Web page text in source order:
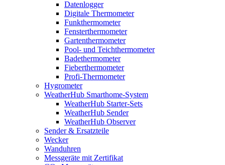
Datenlogger
Digitale Thermometer
Funkthermometer
Fensterthermometer
Gartenthermometer
Pool- und Teichthermometer
Badethermometer
Fieberthermometer
Profi-Thermometer
Hygrometer
WeatherHub Smarthome-System
WeatherHub Starter-Sets
WeatherHub Sender
WeatherHub Observer
Sender & Ersatzteile
Wecker
Wanduhren
Messgeräte mit Zertifikat